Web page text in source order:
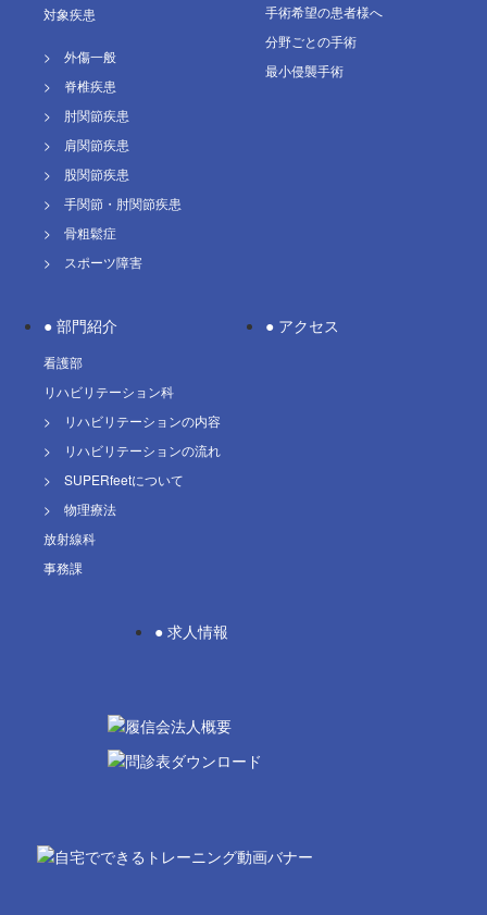
対象疾患
> 外傷一般
> 脊椎疾患
> 肘関節疾患
> 肩関節疾患
> 股関節疾患
> 手関節・肘関節疾患
> 骨粗鬆症
> スポーツ障害
手術希望の患者様へ
分野ごとの手術
最小侵襲手術
● 部門紹介
看護部
リハビリテーション科
> リハビリテーションの内容
> リハビリテーションの流れ
> SUPERfeetについて
> 物理療法
放射線科
事務課
● アクセス
● 求人情報